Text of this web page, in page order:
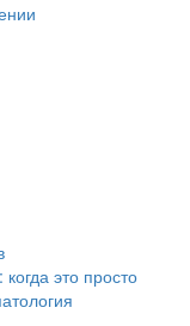
это просто